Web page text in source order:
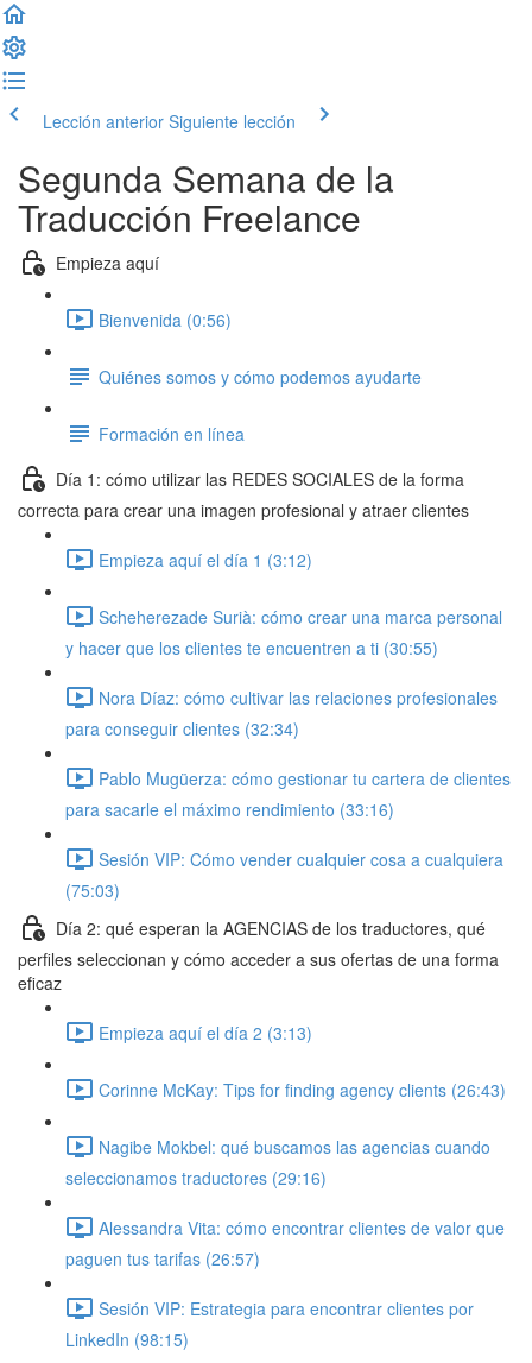
Lección anterior Siguiente lección
Segunda Semana de la
Traducción Freelance
Empieza aquí
Bienvenida (0:56)
Quiénes somos y cómo podemos ayudarte
Formación en línea
Día 1: cómo utilizar las REDES SOCIALES de la forma
correcta para crear una imagen profesional y atraer clientes
Empieza aquí el día 1 (3:12)
Scheherezade Surià: cómo crear una marca personal
y hacer que los clientes te encuentren a ti (30:55)
Nora Díaz: cómo cultivar las relaciones profesionales
para conseguir clientes (32:34)
Pablo Mugüerza: cómo gestionar tu cartera de clientes
para sacarle el máximo rendimiento (33:16)
Sesión VIP: Cómo vender cualquier cosa a cualquiera
(75:03)
Día 2: qué esperan la AGENCIAS de los traductores, qué
perfiles seleccionan y cómo acceder a sus ofertas de una forma
eficaz
Empieza aquí el día 2 (3:13)
Corinne McKay: Tips for finding agency clients (26:43)
Nagibe Mokbel: qué buscamos las agencias cuando
seleccionamos traductores (29:16)
Alessandra Vita: cómo encontrar clientes de valor que
paguen tus tarifas (26:57)
Sesión VIP: Estrategia para encontrar clientes por
LinkedIn (98:15)